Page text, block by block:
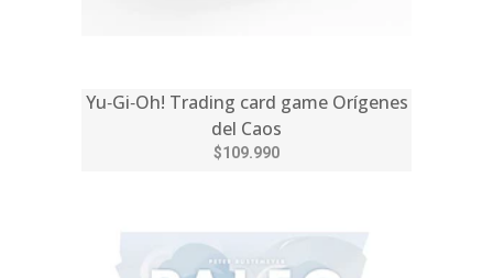
Yu‑Gi‑Oh! Trading card game Orígenes
del Caos
$109.990